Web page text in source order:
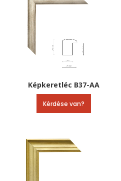
Képkeretléc B37-AA
Kérdése van?